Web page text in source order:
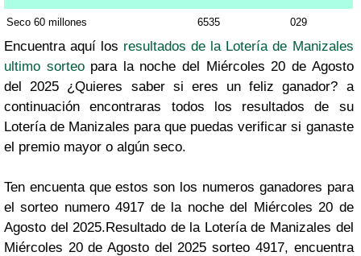
Seco 60 millones 6535 029
Encuentra aquí los resultados de la Lotería de Manizales
ultimo sorteopara la noche del Miércoles 20 de Agosto
del 2025 ¿Quieres saber si eres un feliz ganador? a
continuación encontraras todos los resultados de su
Lotería de Manizales para que puedas verificar si ganaste
el premio mayor o algún seco.
Ten encuenta que estos son los numeros ganadores para
el sorteo numero 4917 de la noche del Miércoles 20 de
Agosto del 2025.Resultado de la Lotería de Manizales del
Miércoles 20 de Agosto del 2025 sorteo 4917, encuentra